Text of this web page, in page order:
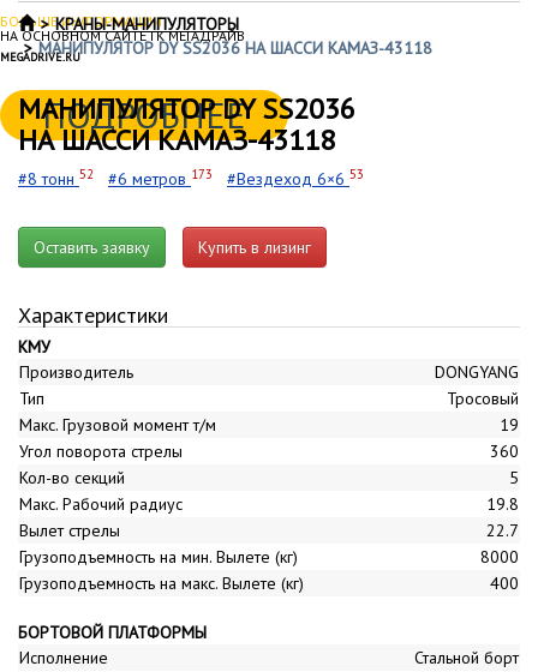
БОЛЬШЕ ИНФОРМАЦИИ
НА ОСНОВНОМ САЙТЕ ГК МЕГАДРАЙВ
MEGADRIVE.RU
ПОДРОБНЕЕ
КРАНЫ-МАНИПУЛЯТОРЫ
МАНИПУЛЯТОР DY SS2036 НА ШАССИ КАМАЗ-43118
МАНИПУЛЯТОР DY SS2036
НА ШАССИ КАМАЗ-43118
#8 тонн 52 #6 метров 173 #Вездеход 6×6 53
Оставить заявку Купить в лизинг
Характеристики
КМУ
Производитель
DONGYANG
Тип
Тросовый
Макс. Грузовой момент т/м
19
Угол поворота стрелы
360
Кол-во секций
5
Макс. Рабочий радиус
19.8
Вылет стрелы
22.7
Грузоподъемность на мин. Вылете (кг)
8000
Грузоподъемность на макс. Вылете (кг)
400
БОРТОВОЙ ПЛАТФОРМЫ
Исполнение
Стальной борт